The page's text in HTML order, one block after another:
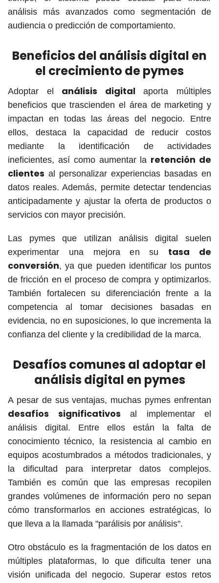
análisis más avanzados como segmentación de
audiencia o predicción de comportamiento.
Beneficios del análisis digital en
el crecimiento de pymes
Adoptar el análisis digital aporta múltiples
beneficios que trascienden el área de marketing y
impactan en todas las áreas del negocio. Entre
ellos, destaca la capacidad de reducir costos
mediante la identificación de actividades
ineficientes, así como aumentar la retención de
clientes al personalizar experiencias basadas en
datos reales. Además, permite detectar tendencias
anticipadamente y ajustar la oferta de productos o
servicios con mayor precisión.
Las pymes que utilizan análisis digital suelen
experimentar una mejora en su tasa de
conversión, ya que pueden identificar los puntos
de fricción en el proceso de compra y optimizarlos.
También fortalecen su diferenciación frente a la
competencia al tomar decisiones basadas en
evidencia, no en suposiciones, lo que incrementa la
confianza del cliente y la credibilidad de la marca.
Desafíos comunes al adoptar el
análisis digital en pymes
A pesar de sus ventajas, muchas pymes enfrentan
desafíos significativos al implementar el
análisis digital. Entre ellos están la falta de
conocimiento técnico, la resistencia al cambio en
equipos acostumbrados a métodos tradicionales, y
la dificultad para interpretar datos complejos.
También es común que las empresas recopilen
grandes volúmenes de información pero no sepan
cómo transformarlos en acciones estratégicas, lo
que lleva a la llamada "parálisis por análisis".
Otro obstáculo es la fragmentación de los datos en
múltiples plataformas, lo que dificulta tener una
visión unificada del negocio. Superar estos retos